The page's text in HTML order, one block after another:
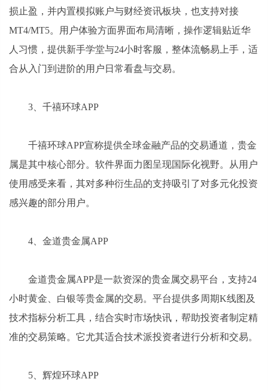
损止盈，并内置模拟账户与财经资讯板块，也支持对接
MT4/MT5。用户体验方面界面布局清晰，操作逻辑贴近华
人习惯，提供新手学堂与24小时客服，整体流畅易上手，适
合从入门到进阶的用户日常看盘与交易。
3、千禧环球APP
千禧环球APP宣称提供全球金融产品的交易通道，贵金
属是其中核心部分。软件界面力图呈现国际化视野。从用户
使用感受来看，其对多种衍生品的支持吸引了对多元化投资
感兴趣的部分用户。
4、金道贵金属APP
金道贵金属APP是一款资深的贵金属交易平台，支持24
小时黄金、白银等贵金属的交易。平台提供多周期K线图及
技术指标分析工具，结合实时市场快讯，帮助投资者制定精
准的交易策略。它尤其适合技术派投资者进行分析和交易。
5、辉煌环球APP